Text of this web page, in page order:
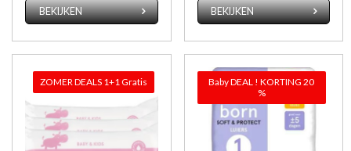
BEKIJKEN BEKIJKEN
ZOMER DEALS 1+1 Gratis
Baby DEAL ! KORTING 20
%